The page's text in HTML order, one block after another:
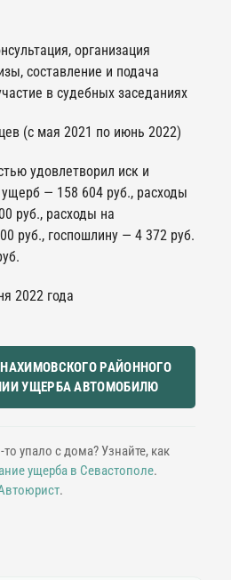
организация
составление и подача
в судебных заседаниях
(с мая 2021 по июнь 2022)
удовлетворил иск и
— 158 604 руб., расходы
руб., расходы на
руб., госпошлину — 4 372 руб.
2022 года
РАЙОННОГО
УЩЕРБА АВТОМОБИЛЮ
упало с дома? Узнайте, как
ущерба в Севастополе.
.